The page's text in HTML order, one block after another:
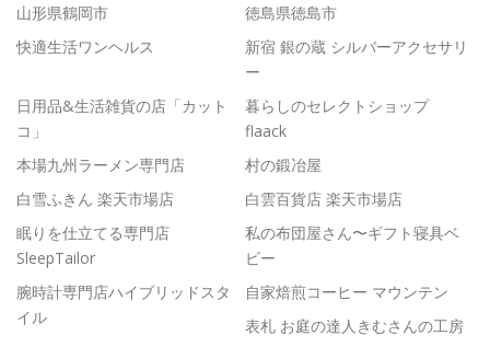
山形県鶴岡市
徳島県徳島市
快適生活ワンヘルス
新宿 銀の蔵 シルバーアクセサリ
ー
日用品&生活雑貨の店「カット
コ」
暮らしのセレクトショップ
flaack
本場九州ラーメン専門店
村の鍛冶屋
白雪ふきん 楽天市場店
白雲百貨店 楽天市場店
眠りを仕立てる専門店
SleepTailor
私の布団屋さん〜ギフト寝具ベ
ビー
腕時計専門店ハイブリッドスタ
イル
自家焙煎コーヒー マウンテン
表札 お庭の達人きむさんの工房